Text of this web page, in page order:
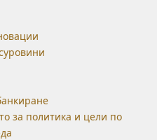
за политика и цели по